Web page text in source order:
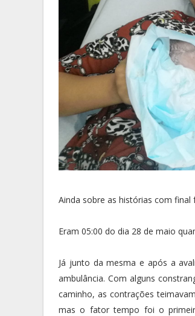
Ainda sobre as histórias com
Eram 05:00 do dia 28 de maio
Já junto da mesma e após a
ambulância. Com alguns
caminho, as contrações
mas o fator tempo foi o